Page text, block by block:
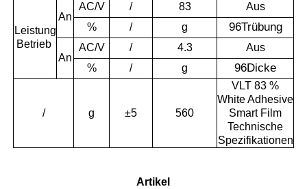
Leistung
Betrieb
An
AC/V / 83
Aus
%
/ g 96Trübung
An
AC/V / 4.3
Aus
%
/ g 96Dicke
/ g ±5 560
VLT 83 %
White Adhesive
Smart Film
Technische
Spezifikationen
Artikel